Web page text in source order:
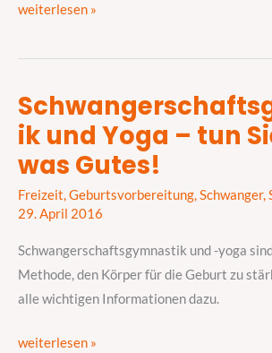
weiterlesen »
ik und Yoga – tun
was Gutes!
Freizeit,Geburtsvorbereitung,Schwanger,
29. April 2016
Schwangerschaftsgymnastik und -yoga
Methode, den Körper für die Geburt zu
alle wichtigen Informationen dazu.
Schwangerschaftsgymnastik
und
–
tun
Sie
sich
was
Gutes!
weiterlesen »